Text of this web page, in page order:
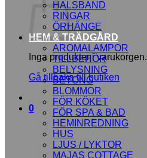
Inga produkter i varukorgen.
Gå tillbaka till butiken
0
HALSBAND
RINGAR
ÖRHÄNGE
HEM & TRÄDGÅRD
AROMALAMPOR
TILLBEHÖR
BELYSNING
BETONG
BLOMMOR
FÖR KÖKET
FÖR SPA & BAD
HEMINREDNING
HUS
LJUS / LYKTOR
MAJAS COTTAGE